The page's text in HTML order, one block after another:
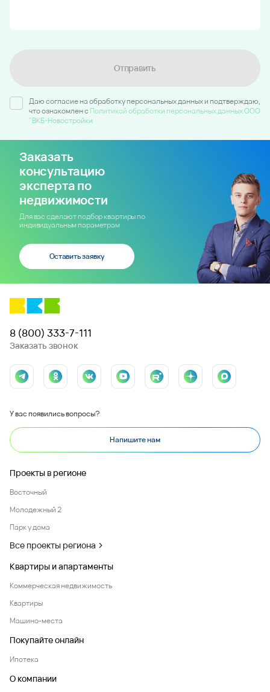
Отправить
Даю согласие на обработку персональных данных и подтверждаю,
что ознакомлен c Политикой обработки персональных данных ООО
"ВКБ-Новостройки
Заказать
консультацию
эксперта по
недвижимости
Для вас сделают подбор квартиры по
индивидуальным параметрам
Оставить заявку
8 (800) 333-7-111
Заказать звонок
У вас появились вопросы?
Напишите нам
Проекты в регионе
Восточный
Молодежный 2
Парк у дома
Все проекты региона
Квартиры и апартаменты
Коммерческая недвижимость
Квартиры
Машино-места
Покупайте онлайн
Ипотека
О компании